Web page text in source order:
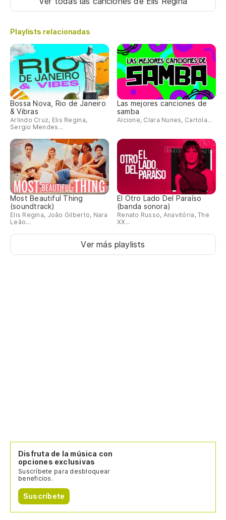
Playlists relacionadas
Bossa Nova, Rio de Janeiro
& Vibras
Arlindo Cruz, Elis Regina,
Sergio Mendes...
Las mejores canciones de
samba
Alcione, Clara Nunes, Cartola...
Most Beautiful Thing
(soundtrack)
Elis Regina, João Gilberto, Nara
Leão...
El Otro Lado Del Paraíso
(banda sonora)
Renato Russo, Anavitória, The
XX...
Ver más playlists
Disfruta de la música con
opciones exclusivas
Suscríbete para desbloquear
beneficios.
Suscríbete